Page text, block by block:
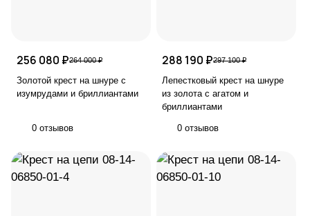
256 080 ₽264 000 ₽
Золотой крест на шнуре с
изумрудами и бриллиантами
0 отзывов
288 190 ₽297 100 ₽
Лепестковый крест на шнуре
из золота с агатом и
бриллиантами
0 отзывов